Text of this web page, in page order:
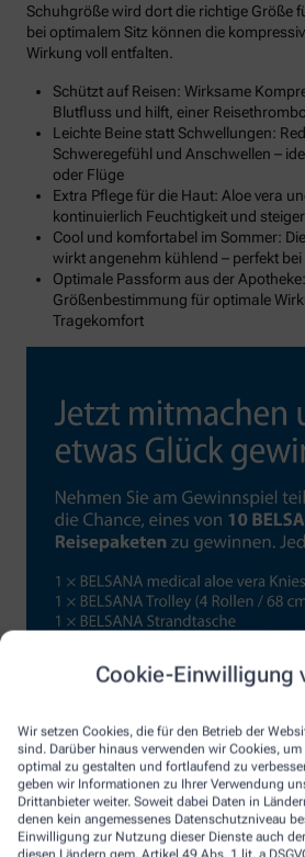
Cookie-Einwilligung
Wir setzen Cookies, die für den Betrieb der
sind. Darüber hinaus verwenden wir Cookies,
optimal zu gestalten und fortlaufend zu
geben wir Informationen zu Ihrer Verwendung
Drittanbieter weiter. Soweit dabei Daten in
denen kein angemessenes Datenschutzniveau
Einwilligung zur Nutzung dieser Dienste auch
Schuhgröße wird dort die richtige Größe
bei optimalem Sitz können die
Wirkung voll entfalten.
Schützt auf Reisen: Wirksame
Blutfluss und hilft, einer
Leichte Beine statt Schwellungen:
Schweregefühl und Anschwellen –
oder Flüge
Extra Pflege für die Haut: Aloe vera
kontinuierlich Feuchtigkeit und
Cool und komfortabel im Sommer:
wirkt angenehm kühlend – perfekt
Optimale Passform aus der
Größenbestimmung für optimale
Tragekomfort